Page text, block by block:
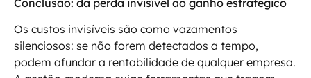
Conclusão: da perda invisível ao ganho estratégico
Os custos invisíveis são como vazamentos
silenciosos: se não forem detectados a tempo,
podem afundar a rentabilidade de qualquer empresa.